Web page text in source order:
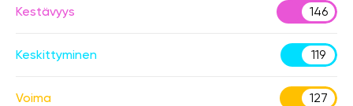
Kestävyys 146
Keskittyminen 119
Voima 127